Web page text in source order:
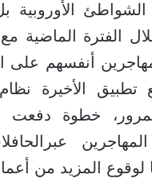
الأوروبية
الفترة الماضية
أنفسهم على
تطبيق الأخيرة
خطوة دفعت
لوقوع المزيد من